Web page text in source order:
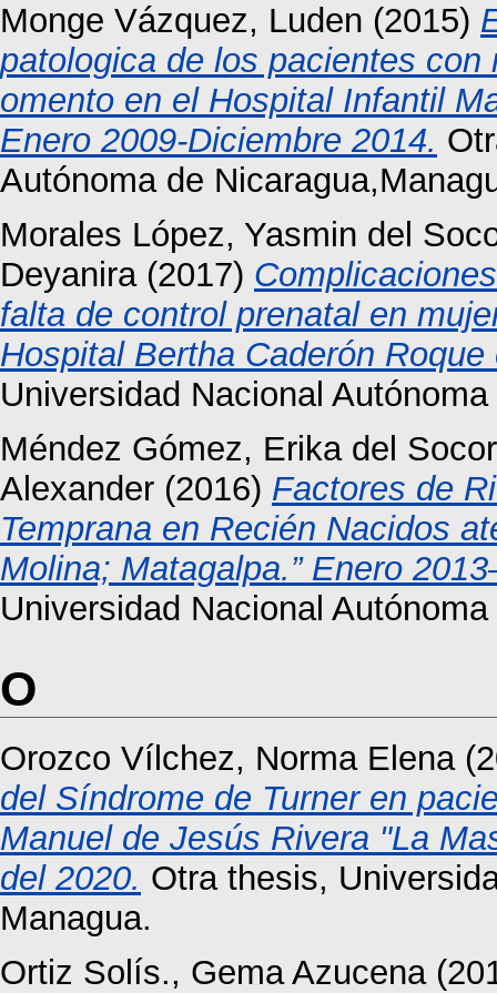
Monge Vázquez, Luden (2015)
patologica de los pacientes
omento en el Hospital Infantil
Enero 2009-Diciembre 2014.
Autónoma de
Morales López, Yasmin del
Deyanira(2017)
falta de control prenatal en
Hospital Bertha Caderón
Universidad Nacional
Méndez Gómez, Erika del
Alexander (2016) Factores de
Temprana en Recién Nacidos
Molina; Matagalpa.” Enero
Universidad Nacional
O
Orozco Vílchez, Norma Elena
del Síndrome de Turner en
Manuel de Jesús Rivera "La
del 2020. Otra thesis,
Managua.
Ortiz Solís., Gema Azucena